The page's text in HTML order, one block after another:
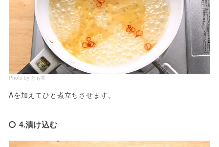
Photo by とも花
Aを加えてひと煮立ちさせます。
4.漬け込む